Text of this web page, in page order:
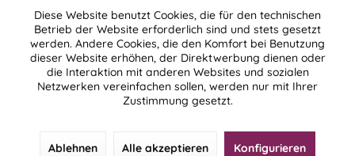
Diese Website benutzt Cookies, die für den technischen
Betrieb der Website erforderlich sind und stets gesetzt
werden. Andere Cookies, die den Komfort bei Benutzung
dieser Website erhöhen, der Direktwerbung dienen oder
die Interaktion mit anderen Websites und sozialen
Netzwerken vereinfachen sollen, werden nur mit Ihrer
Zustimmung gesetzt.
Ablehnen Alle akzeptieren Konfigurieren